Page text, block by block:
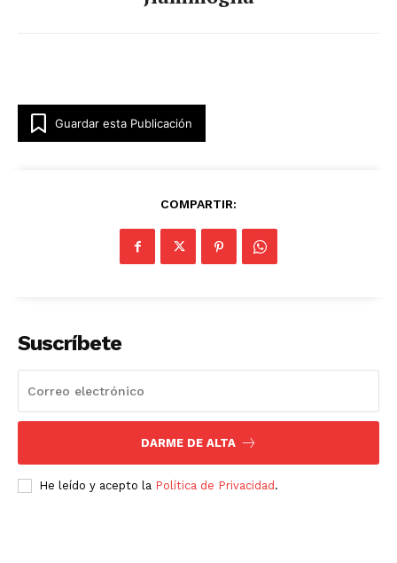
Guardar esta Publicación
COMPARTIR:
Suscríbete
DARME DE ALTA
He leído y acepto la Política de Privacidad .